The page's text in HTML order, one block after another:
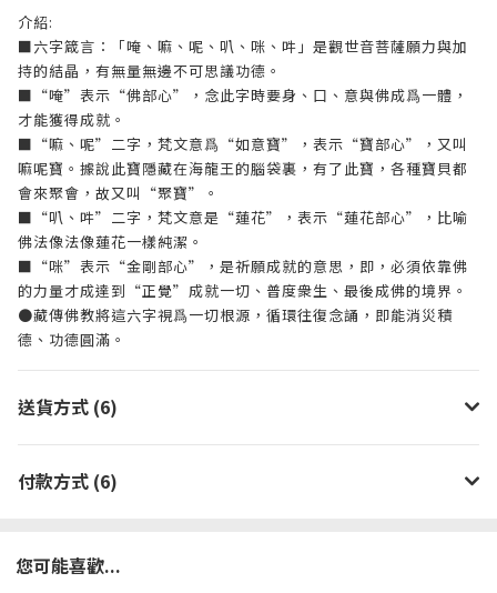
介紹:
■六字箴言：「唵、嘛、呢、叭、咪、吽」是觀世音菩薩願力與加
持的結晶，有無量無邊不可思議功德。
■“唵”表示“佛部心”，念此字時要身、口、意與佛成爲一體，
才能獲得成就。
■“嘛、呢”二字，梵文意爲“如意寶”，表示“寶部心”，又叫
嘛呢寶。據說此寶隱藏在海龍王的腦袋裏，有了此寶，各種寶貝都
會來聚會，故又叫“聚寶”。
■“叭、吽”二字，梵文意是“蓮花”，表示“蓮花部心”，比喻
佛法像法像蓮花一樣純潔。
■“咪”表示“金剛部心”，是祈願成就的意思，即，必須依靠佛
的力量才成達到“正覺”成就一切、普度衆生、最後成佛的境界。
●藏傳佛教將這六字視爲一切根源，循環往復念誦，即能消災積
德、功德圓滿。
送貨方式 (6)
付款方式 (6)
您可能喜歡...